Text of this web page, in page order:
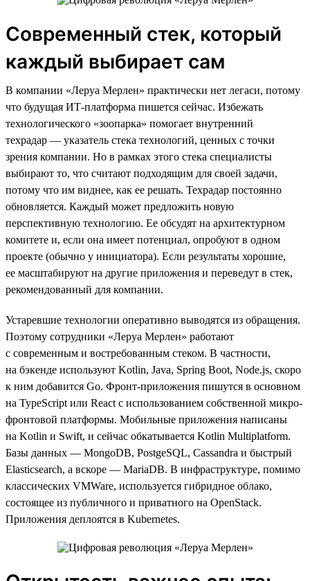
Современный стек, который
каждый выбирает сам
В компании «Леруа Мерлен» практически нет легаси, потому
что будущая ИТ-платформа пишется сейчас. Избежать
технологического «зоопарка» помогает внутренний
техрадар — указатель стека технологий, ценных с точки
зрения компании. Но в рамках этого стека специалисты
выбирают то, что считают подходящим для своей задачи,
потому что им виднее, как ее решать. Техрадар постоянно
обновляется. Каждый может предложить новую
перспективную технологию. Ее обсудят на архитектурном
комитете и, если она имеет потенциал, опробуют в одном
проекте (обычно у инициатора). Если результаты хорошие,
ее масштабируют на другие приложения и переведут в стек,
рекомендованный для компании.
Устаревшие технологии оперативно выводятся из обращения.
Поэтому сотрудники «Леруа Мерлен» работают
с современным и востребованным стеком. В частности,
на бэкенде используют Kotlin, Java, Spring Boot, Node.js, скоро
к ним добавится Go. Фронт-приложения пишутся в основном
на TypeScript или React с использованием собственной микро-
фронтовой платформы. Мобильные приложения написаны
на Kotlin и Swift, и сейчас обкатывается Kotlin Multiplatform.
Базы данных — MongoDB, PostgeSQL, Cassandra и быстрый
Elasticsearch, а вскоре — MariaDB. В инфраструктуре, помимо
классических VMWare, используется гибридное облако,
состоящее из публичного и приватного на OpenStack.
Приложения деплоятся в Kubernetes.